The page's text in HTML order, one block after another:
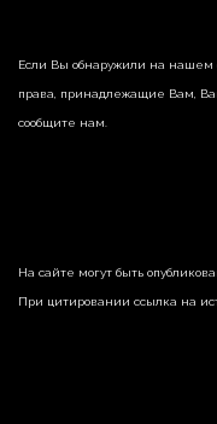
Если Вы обнаружили на нашем
права, принадлежащие Вам,
сообщите нам.
На сайте могут быть
При цитировании ссылка на